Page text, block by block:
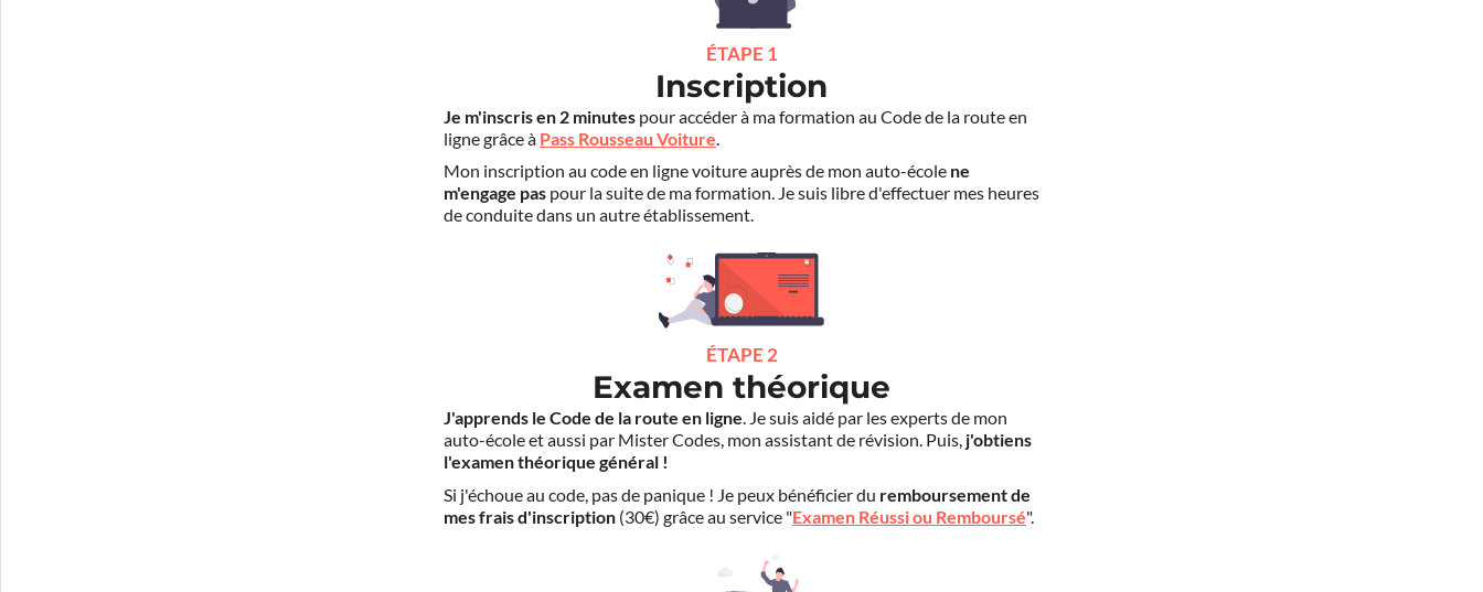
ÉTAPE 1
Inscription
Je m'inscris en 2 minutes pour accéder à ma formation au Code de la route en
ligne grâce à Pass Rousseau Voiture.
Mon inscription au code en ligne voiture auprès de mon auto-école ne
m'engage pas pour la suite de ma formation. Je suis libre d'effectuer mes heures
de conduite dans un autre établissement.
ÉTAPE 2
Examen théorique
J'apprends le Code de la route en ligne. Je suis aidé par les experts de mon
auto-école et aussi par Mister Codes, mon assistant de révision. Puis, j'obtiens
l'examen théorique général !
Si j'échoue au code, pas de panique ! Je peux bénéficier du remboursement de
mes frais d'inscription (30€) grâce au service "Examen Réussi ou Remboursé".